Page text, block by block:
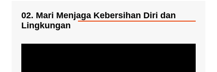
02. Mari Menjaga Kebersihan Diri dan
Lingkungan